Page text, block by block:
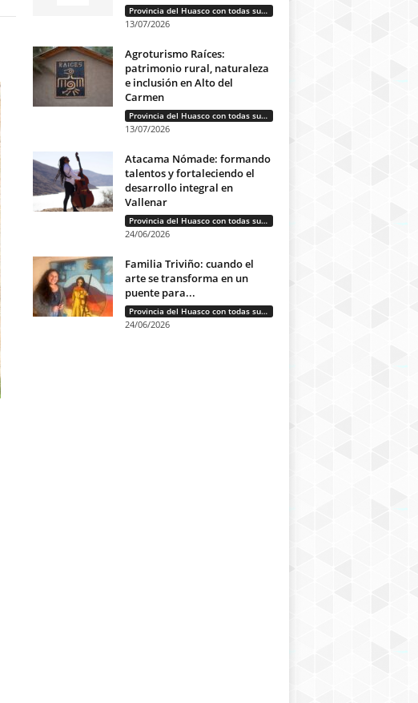
Provincia del Huasco con todas sus letras: Historias que unen cultura, diversidad e identidad
13/07/2026
Agroturismo Raíces:
patrimonio rural, naturaleza
e inclusión en Alto del
Carmen
Provincia del Huasco con todas sus letras: Historias que unen cultura, diversidad e identidad
13/07/2026
Atacama Nómade: formando
talentos y fortaleciendo el
desarrollo integral en
Vallenar
Provincia del Huasco con todas sus letras: Historias que unen cultura, diversidad e identidad
24/06/2026
Familia Triviño: cuando el
arte se transforma en un
puente para...
Provincia del Huasco con todas sus letras: Historias que unen cultura, diversidad e identidad
24/06/2026